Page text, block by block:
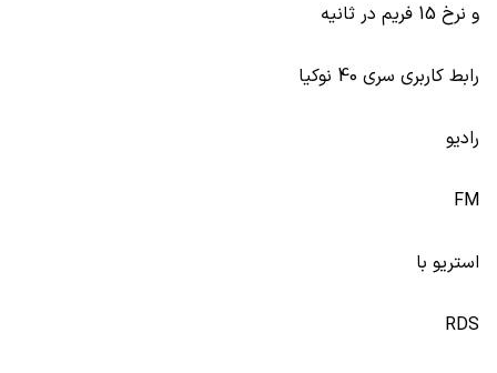
و نرخ 15 فریم در ثانیه
رابط کاربری سری 40 نوکیا
رادیو
FM
استریو با
RDS